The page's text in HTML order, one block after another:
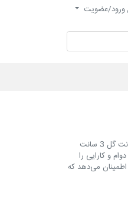
ورود/عضویت
آذین سرا، به عنوان یکی از پیشروان عرضه متریال دکوراسیون داخلی در اصفهان، با افتخار ترمووال 12 سانت گل 3 سانت
و کارایی را
می‌دهد که